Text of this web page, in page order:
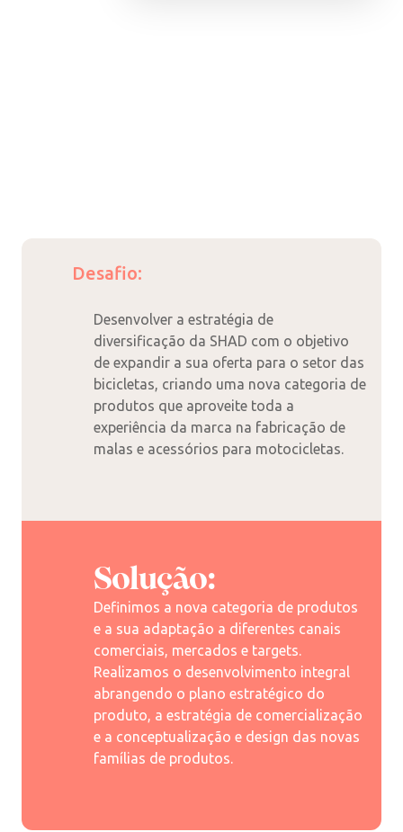
Desafio:
Desenvolver a estratégia de
diversificação da SHAD com o objetivo
de expandir a sua oferta para o setor das
bicicletas, criando uma nova categoria de
produtos que aproveite toda a
experiência da marca na fabricação de
malas e acessórios para motocicletas.
Solução:
Definimos a nova categoria de produtos
e a sua adaptação a diferentes canais
comerciais, mercados e targets.
Realizamos o desenvolvimento integral
abrangendo o plano estratégico do
produto, a estratégia de comercialização
e a conceptualização e design das novas
famílias de produtos.